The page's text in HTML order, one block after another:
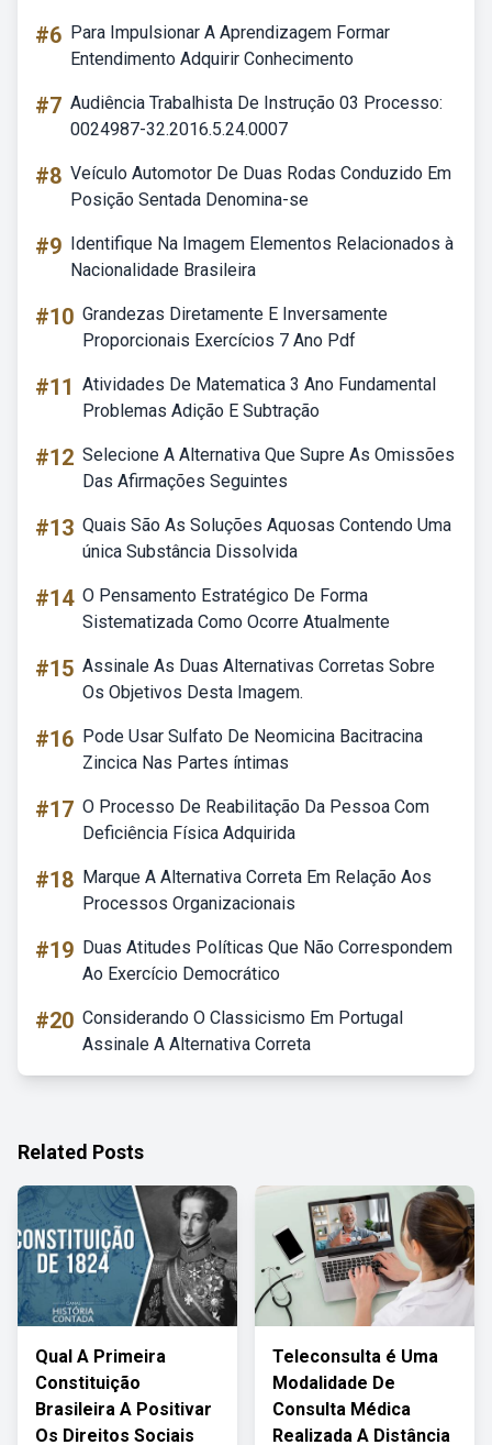
#6 Para Impulsionar A Aprendizagem Formar
Entendimento Adquirir Conhecimento
#7 Audiência Trabalhista De Instrução 03 Processo:
0024987-32.2016.5.24.0007
#8 Veículo Automotor De Duas Rodas Conduzido Em
Posição Sentada Denomina-se
#9 Identifique Na Imagem Elementos Relacionados à
Nacionalidade Brasileira
#10 Grandezas Diretamente E Inversamente
Proporcionais Exercícios 7 Ano Pdf
#11 Atividades De Matematica 3 Ano Fundamental
Problemas Adição E Subtração
#12 Selecione A Alternativa Que Supre As Omissões
Das Afirmações Seguintes
#13 Quais São As Soluções Aquosas Contendo Uma
única Substância Dissolvida
#14 O Pensamento Estratégico De Forma
Sistematizada Como Ocorre Atualmente
#15 Assinale As Duas Alternativas Corretas Sobre
Os Objetivos Desta Imagem.
#16 Pode Usar Sulfato De Neomicina Bacitracina
Zincica Nas Partes íntimas
#17 O Processo De Reabilitação Da Pessoa Com
Deficiência Física Adquirida
#18 Marque A Alternativa Correta Em Relação Aos
Processos Organizacionais
#19 Duas Atitudes Políticas Que Não Correspondem
Ao Exercício Democrático
#20 Considerando O Classicismo Em Portugal
Assinale A Alternativa Correta
Related Posts
Qual A Primeira
Constituição
Brasileira A Positivar
Os Direitos Sociais
Teleconsulta é Uma
Modalidade De
Consulta Médica
Realizada A Distância